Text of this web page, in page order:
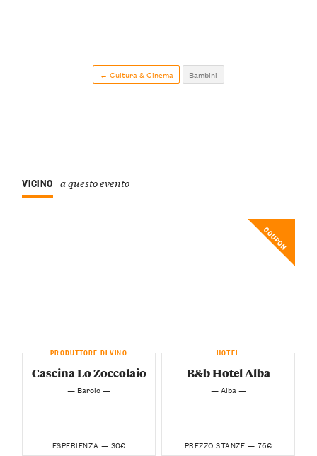
← Cultura & Cinema Bambini
VICINO a questo evento
PRODUTTORE DI VINO
Cascina Lo Zoccolaio
— Barolo —
ESPERIENZA — 30€
COUPON
HOTEL
B&b Hotel Alba
— Alba —
PREZZO STANZE — 76€